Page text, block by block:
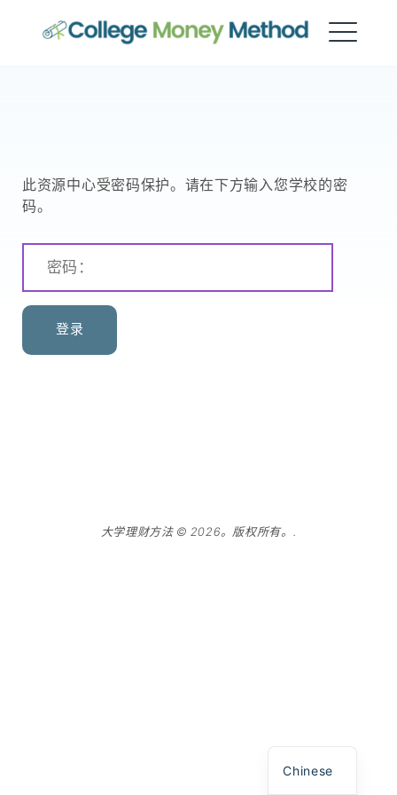
大学资金方法
此资源中心受密码保护。请在下方输入您学校的密
码。
大学理财方法 © 2026。版权所有。.
Chinese